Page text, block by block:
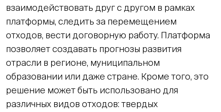
взаимодействовать друг с другом в рамках
платформы, следить за перемещением
отходов, вести договорную работу. Платформа
позволяет создавать прогнозы развития
отрасли в регионе, муниципальном
образовании или даже стране. Кроме того, это
решение может быть использовано для
различных видов отходов: твердых